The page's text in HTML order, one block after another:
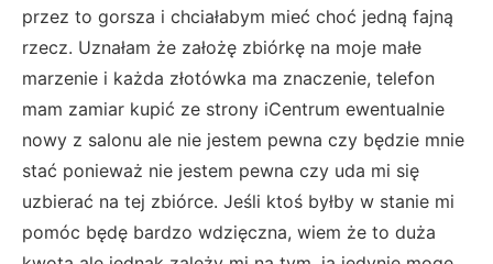
przez to gorsza i chciałabym mieć choć jedną fajną
rzecz. Uznałam że założę zbiórkę na moje małe
marzenie i każda złotówka ma znaczenie, telefon
mam zamiar kupić ze strony iCentrum ewentualnie
nowy z salonu ale nie jestem pewna czy będzie mnie
stać ponieważ nie jestem pewna czy uda mi się
uzbierać na tej zbiórce. Jeśli ktoś byłby w stanie mi
pomóc będę bardzo wdzięczna, wiem że to duża